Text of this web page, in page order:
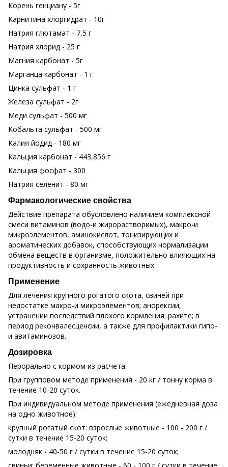
Корень генциану - 5г
Карнитина хлоргидрат - 10г
Натрия глютамат - 7,5 г
Натрия хлорид - 25 г
Магния карбонат - 5г
Марганца карбонат - 1 г
Цинка сульфат - 1 г
Железа сульфат - 2г
Меди сульфат - 500 мг
Кобальта сульфат - 500 мг
Калия йодид - 180 мг
Кальция карбонат - 443,856 г
Кальция фосфат - 300
Натрия селенит - 80 мг
Фармакологические свойства
Действие препарата обусловлено наличием комплексной
смеси витаминов (водо-и жирорастворимых), макро-и
микроэлементов, аминокислот, тонизирующих и
ароматических добавок, способствующих нормализации
обмена веществ в организме, положительно влияющих на
продуктивность и сохранность животных.
Применение
Для лечения крупного рогатого скота, свиней при
недостатке макро-и микроэлементов; анорексии;
устранении последствий плохого кормления; рахите; в
период реконвалесценсии, а также для профилактики гипо-
и авитаминозов.
Дозировка
Перорально с кормом из расчета:
При групповом методе применения - 20 кг / тонну корма в
течение 10-20 суток.
При индивидуальном методе применения (ежедневная доза
на одно животное):
крупный рогатый скот: взрослые животные - 100 - 200 г /
сутки в течение 15-20 суток;
молодняк - 40-50 г / сутки в течение 15-20 суток;
свиньи: беременные животные - 60 - 100 г / сутки в течение